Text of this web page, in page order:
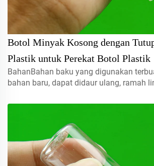
Botol Minyak Kosong dengan
Plastik untuk Perekat Botol Plastik
BahanBahan baku yang digunakan
bahan baru, dapat didaur ulang, ramah
15mlhubungi kami untuk pesanan